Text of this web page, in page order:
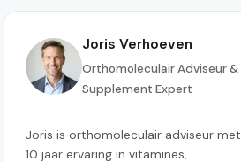
Joris Verhoeven
Orthomoleculair Adviseur &
Supplement Expert
Joris is orthomoleculair adviseur met
10 jaar ervaring in vitamines,